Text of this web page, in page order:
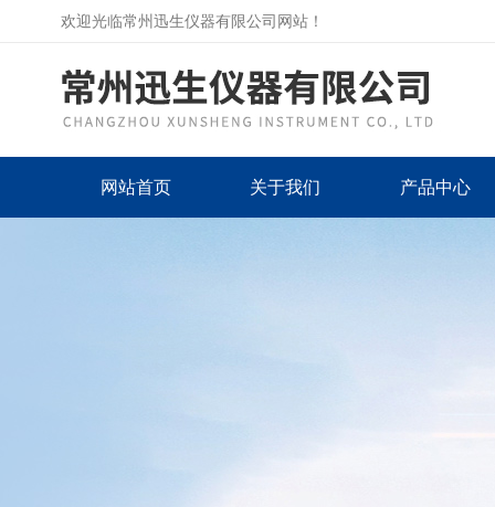
欢迎光临常州迅生仪器有限公司网站！
网站首页 关于我们 产品中心